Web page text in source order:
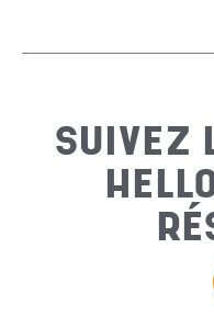
SUIVEZ